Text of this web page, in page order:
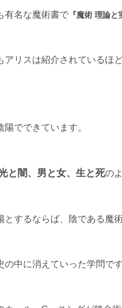
有名な魔術書で 『魔術 理論と
アリスは紹介されているほど
陽でできています。
と闇、男と女、生と死の
とするならば、陰である魔
の中に消えていった学問で